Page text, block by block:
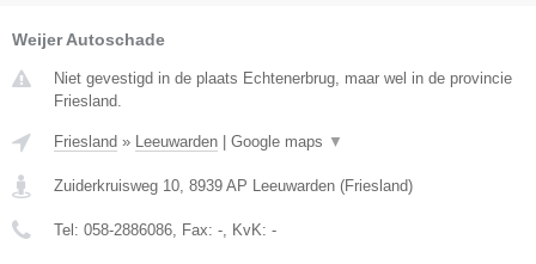
Weijer Autoschade
Niet gevestigd in de plaats Echtenerbrug, maar wel in de provincie
Friesland.
Friesland » Leeuwarden Google maps ▼
Zuiderkruisweg 10, 8939 AP Leeuwarden (Friesland)
Tel: 058-2886086, Fax: -, KvK: -